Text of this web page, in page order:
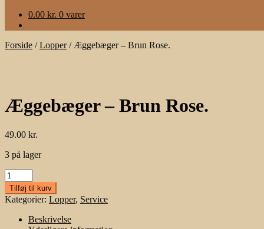
0.00 kr. 0 varer
Forside /Lopper/ Æggebæger – Brun Rose.
Æggebæger – Brun Rose.
49.00 kr.
3 på lager
Æggebæger
-
Brun
Rose.
antal
Tilføj til kurv
Kategorier: Lopper, Service
Beskrivelse